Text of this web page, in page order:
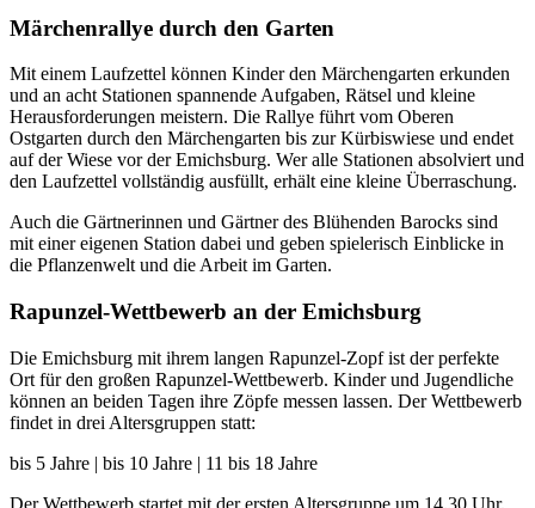
Märchenrallye durch den Garten
Mit einem Laufzettel können Kinder den Märchengarten erkunden
und an acht Stationen spannende Aufgaben, Rätsel und kleine
Herausforderungen meistern. Die Rallye führt vom Oberen
Ostgarten durch den Märchengarten bis zur Kürbiswiese und endet
auf der Wiese vor der Emichsburg. Wer alle Stationen absolviert und
den Laufzettel vollständig ausfüllt, erhält eine kleine Überraschung.
Auch die Gärtnerinnen und Gärtner des Blühenden Barocks sind
mit einer eigenen Station dabei und geben spielerisch Einblicke in
die Pflanzenwelt und die Arbeit im Garten.
Rapunzel-Wettbewerb an der Emichsburg
Die Emichsburg mit ihrem langen Rapunzel-Zopf ist der perfekte
Ort für den großen Rapunzel-Wettbewerb. Kinder und Jugendliche
können an beiden Tagen ihre Zöpfe messen lassen. Der Wettbewerb
findet in drei Altersgruppen statt:
bis 5 Jahre | bis 10 Jahre | 11 bis 18 Jahre
Der Wettbewerb startet mit der ersten Altersgruppe um 14.30 Uhr.